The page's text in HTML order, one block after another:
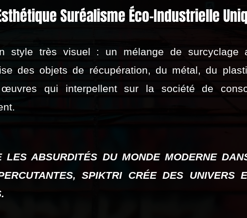
Suréalisme Éco-Industrielle
style très visuel : un mélange de surcyclage
des objets de récupération, du métal, du
qui interpellent sur la société de
LES ABSURDITÉS DU MONDE MODERNE
SPIKTRI CRÉE DES UNIVERS